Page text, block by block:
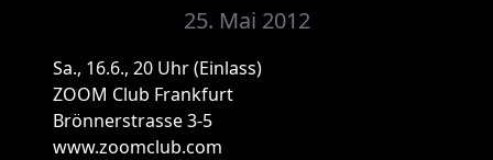
25. Mai 2012
Sa., 16.6., 20 Uhr (Einlass)
ZOOM Club Frankfurt
Brönnerstrasse 3-5
www.zoomclub.com